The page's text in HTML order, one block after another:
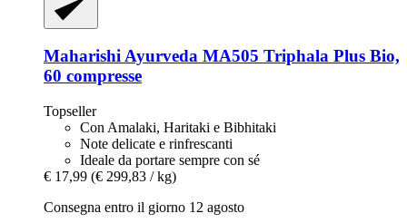
Maharishi Ayurveda MA505 Triphala Plus Bio,
60 compresse
Topseller
Con Amalaki, Haritaki e Bibhitaki
Note delicate e rinfrescanti
Ideale da portare sempre con sé
€ 17,99 (€ 299,83 / kg)
Consegna entro il giorno 12 agosto